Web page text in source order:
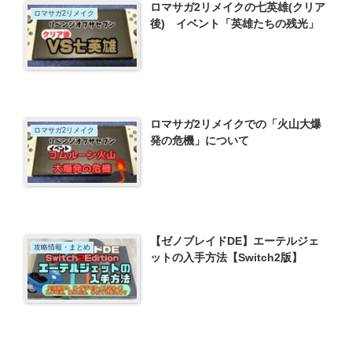
ロマサガ2リメイク
ロマサガ2リメイクの七英雄(クリア
後) イベント「英雄たちの残光」
ロマサガ2リメイク
ロマサガ2リメイクでの「火山大爆
発の危機」について
攻略情報・まとめ
【ゼノブレイドDE】エーテルジェ
ットの入手方法【Switch2版】